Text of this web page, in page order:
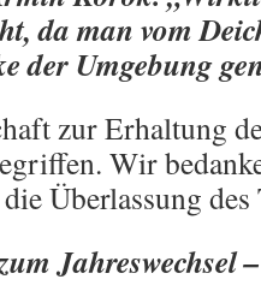
da man vom
der Umgebung
zur Erhaltung
Wir
Überlassung des
Jahreswechsel